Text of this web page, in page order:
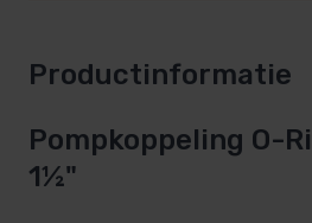
Productinformatie
Pompkoppeling O-
1½"